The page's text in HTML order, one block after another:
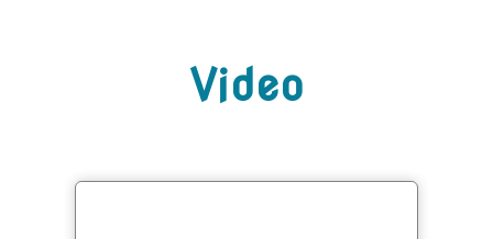
Video